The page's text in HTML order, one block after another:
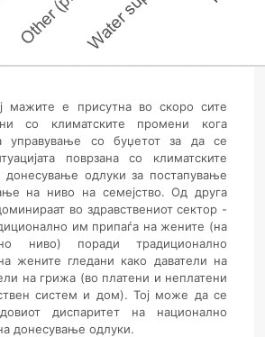
мажите е присутна во скоро сите
со климатските промени кога
управување со буџетот за да се
поврзана со климатските
одлуки за постапување
на ниво на семејство. Од друга
во здравствениот сектор -
им припаѓа на жените (на
ниво) поради традиционално
жените гледани како даватели на
на грижа (во платени и неплатени
систем и дом). Тој може да се
диспаритет на национално
донесување одлуки.